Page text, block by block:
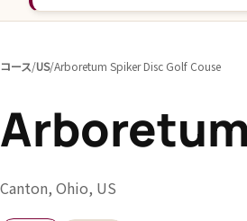
コース/US/Arboretum Spiker Disc Golf Couse
Canton, Ohio, US